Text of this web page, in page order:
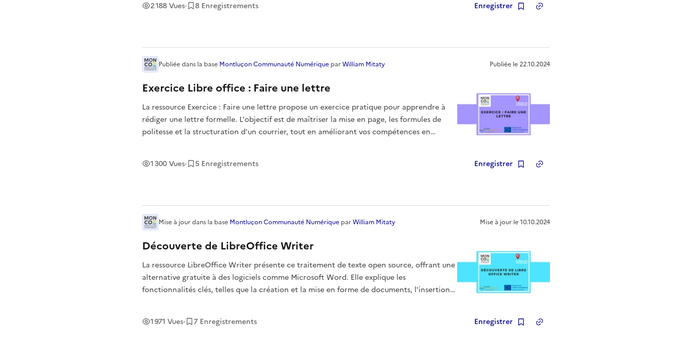
2 188Vues· 8 Enregistrements Enregistrer Copier le lien
Exercice Libre office : Faire une lettre
La ressource Exercice : Faire une lettre propose un exercice pratique pour apprendre à
rédiger une lettre formelle. L'objectif est de maîtriser la mise en page, les formules de
politesse et la structuration d'un courrier, tout en améliorant vos compétences en
1 300Vues· 5 Enregistrements Enregistrer Copier le lien
Publiéedans la base Montluçon Communauté Numérique parWilliam Mitaty Publiée le22.10.2024
Découverte de LibreOffice Writer
La ressource LibreOffice Writer présente ce traitement de texte open source, offrant une
alternative gratuite à des logiciels comme Microsoft Word. Elle explique les
fonctionnalités clés, telles que la création et la mise en forme de documents, l'insertion
1 971 Vues· 7 Enregistrements Enregistrer Copier le lien
Mise à jourdans la base Montluçon Communauté Numérique parWilliam Mitaty Mise à jour le10.10.2024